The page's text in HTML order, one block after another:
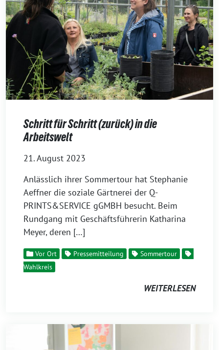
Schritt für Schritt (zurück) in die
Arbeitswelt
21. August 2023
Anlässlich ihrer Sommertour hat Stephanie
Aeffner die soziale Gärtnerei der Q-
PRINTS&SERVICE gGMBH besucht. Beim
Rundgang mit Geschäftsführerin Katharina
Meyer, deren […]
Vor Ort Pressemitteilung
Sommertour
Wahlkreis
WEITERLESEN